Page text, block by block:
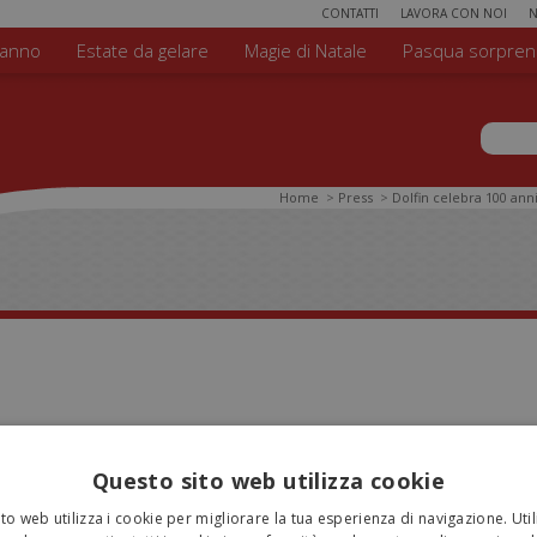
CONTATTI LAVORA CON NOI
Cerca
Estate da gelare Magie di Natale Pasqua
Home > Press > Dolfin celebra 100
100 ANNI DI ATTIVITÀ E PRESENTA
Questo sito web utilizza cookie
web utilizza i cookie per migliorare la tua esperienza di navigazione.